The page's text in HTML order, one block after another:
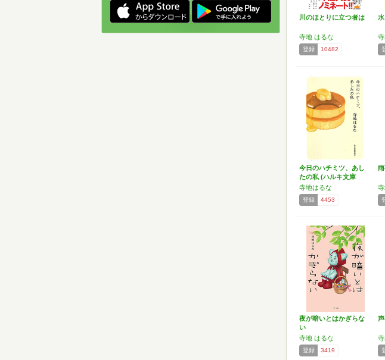
川のほとりに立つ者は
寺地 はるな
登録 10482
今日のハチミツ、あし
たの私 (ハルキ文庫
て…
寺地はるな
登録 4453
夜が暗いとはかぎらな
い
寺地 はるな
登録 3419